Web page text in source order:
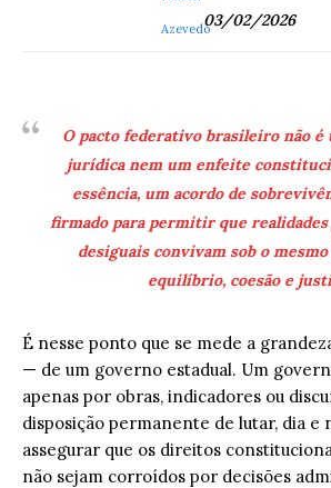
03/02/2026
O pacto federativo brasileiro não é
jurídica nem um enfeite
essência, um acordo de
firmado para permitir que
desiguais convivam sob o mesmo
equilíbrio, coesão e
É nesse ponto que se mede a
— de um governo estadual. Um
apenas por obras, indicadores ou
disposição permanente de lutar, dia e
assegurar que os direitos
não sejam corroídos por decisões